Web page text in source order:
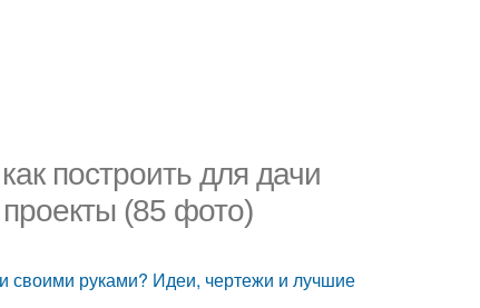
построить для дачи
(85 фото)
своими руками? Идеи, чертежи и лучшие